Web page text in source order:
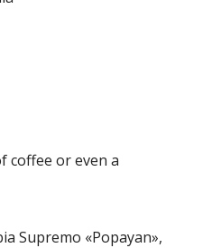
coffee or even a
Supremo «Popayan»,